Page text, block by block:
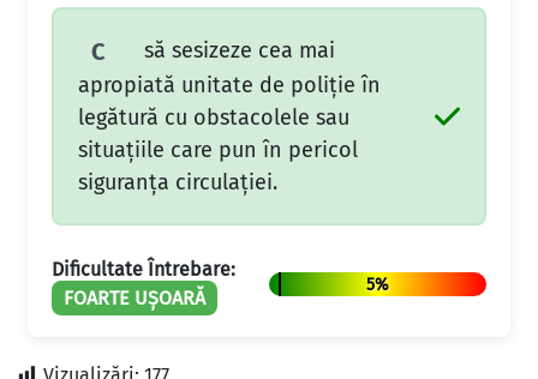
C
să sesizeze cea mai
apropiată unitate de poliţie în
legătură cu obstacolele sau
situaţiile care pun în pericol
siguranţa circulaţiei.
Dificultate Întrebare:
FOARTE UȘOARĂ
5%